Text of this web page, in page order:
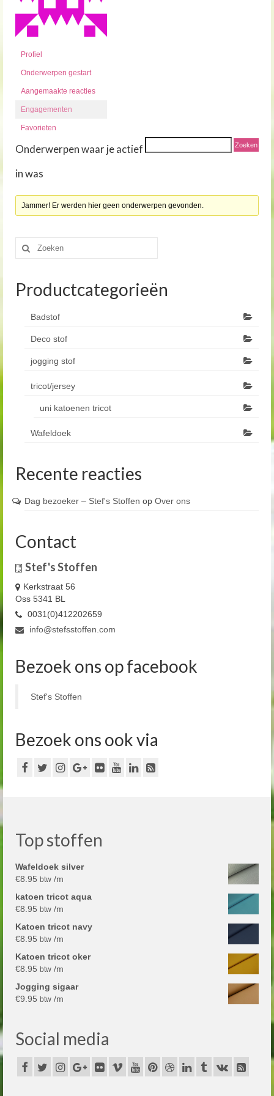
Profiel
Onderwerpen gestart
Aangemaakte reacties
Engagementen
Favorieten
Onderwerpen waar je actief
in was
Jammer! Er werden hier geen onderwerpen gevonden.
Zoeken
naar:
Productcategorieën
Badstof
Deco stof
jogging stof
tricot/jersey
uni katoenen tricot
Wafeldoek
Recente reacties
Dag bezoeker – Stef's Stoffen op Over ons
Contact
Stef's Stoffen
Kerkstraat 56
Oss 5341 BL
0031(0)412202659
info@stefsstoffen.com
Bezoek ons op facebook
Stef's Stoffen
Bezoek ons ook via
Top stoffen
Wafeldoek silver
€8.95 btw /m
katoen tricot aqua
€8.95 btw /m
Katoen tricot navy
€8.95 btw /m
Katoen tricot oker
€8.95 btw /m
Jogging sigaar
€9.95 btw /m
Social media